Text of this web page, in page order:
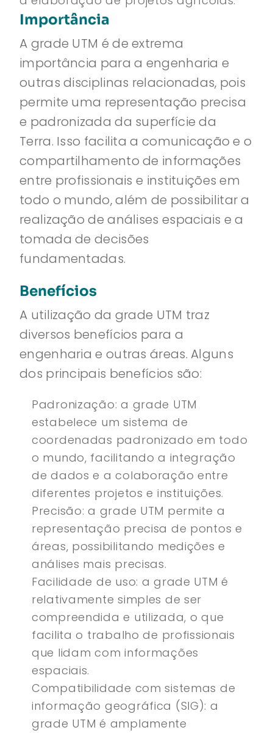
Importância
A grade UTM é de extrema
importância para a engenharia e
outras disciplinas relacionadas, pois
permite uma representação precisa
e padronizada da superfície da
Terra. Isso facilita a comunicação e o
compartilhamento de informações
entre profissionais e instituições em
todo o mundo, além de possibilitar a
realização de análises espaciais e a
tomada de decisões
fundamentadas.
Benefícios
A utilização da grade UTM traz
diversos benefícios para a
engenharia e outras áreas. Alguns
dos principais benefícios são:
Padronização: a grade UTM
estabelece um sistema de
coordenadas padronizado em todo
o mundo, facilitando a integração
de dados e a colaboração entre
diferentes projetos e instituições.
Precisão: a grade UTM permite a
representação precisa de pontos e
áreas, possibilitando medições e
análises mais precisas.
Facilidade de uso: a grade UTM é
relativamente simples de ser
compreendida e utilizada, o que
facilita o trabalho de profissionais
que lidam com informações
espaciais.
Compatibilidade com sistemas de
informação geográfica (SIG): a
grade UTM é amplamente